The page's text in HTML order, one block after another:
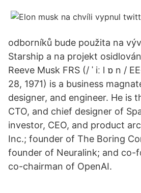
odborníků bude použita na
Starship a na projekt
Reeve Musk FRS (/ ˈ iː l ɒ n /
28, 1971) is a business
designer, and engineer. He is
CTO, and chief designer of
investor, CEO, and product
Inc.; founder of The Boring
founder of Neuralink; and co-
co-chairman of OpenAI.